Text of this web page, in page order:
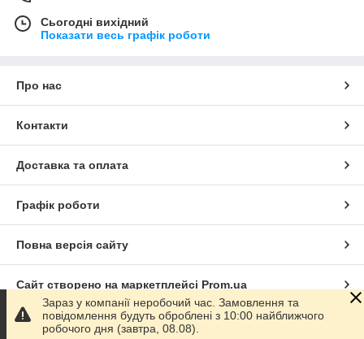
Сьогодні вихідний
Показати весь графік роботи
Про нас
Контакти
Доставка та оплата
Графік роботи
Повна версія сайту
Сайт створено на маркетплейсі Prom.ua
Політика конфіденційності
Зараз у компанії неробочий час. Замовлення та
повідомлення будуть оброблені з 10:00 найближчого
робочого дня (завтра, 08.08).